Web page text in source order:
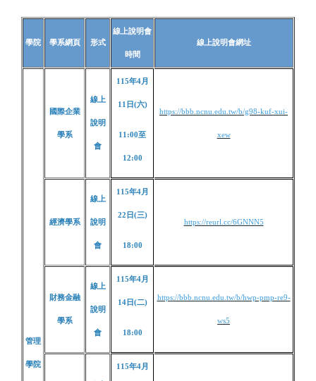
學院 學系網頁 形式
線上說明會
時間
線上說明會網址
管理
學院
國際企業
學系
線上
說明
會
115年4月
11日(六)
11:00至
12:00
https://bbb.ncnu.edu.tw/b/g98-kuf-xui-
xew
經濟學系
線上
說明
會
115年4月
22日(三)
18:00
https://reurl.cc/6GNNN5
財務金融
學系
線上
說明
會
115年4月
14日(二)
18:00
https://bbb.ncnu.edu.tw/b/hwp-pmp-re9-
ws5
115年4月